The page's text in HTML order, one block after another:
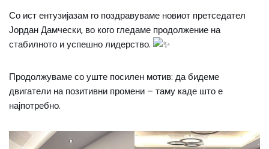
Со ист ентузијазам го поздравуваме новиот претседател
Јордан Дамчески, во кого гледаме продолжение на
стабилното и успешно лидерство.
Продолжуваме со уште посилен мотив: да бидеме
двигатели на позитивни промени – таму каде што е
најпотребно.